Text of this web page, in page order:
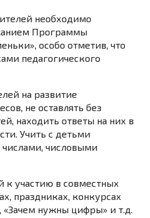
необходимо
Программы
особо отметив, что
педагогического
на развитие
не оставлять без
находить ответы на них в
Учить с детьми
числами, числовыми
к участию в совместных
праздниках, конкурсах
«Зачем нужны цифры» и т.д.